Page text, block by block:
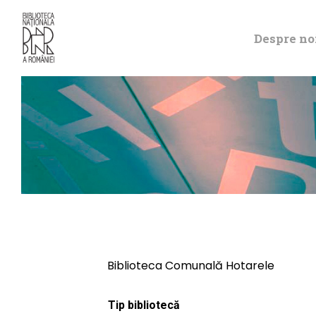
Despre
Biblioteca Comunală Hotarele
Tip bibliotecă